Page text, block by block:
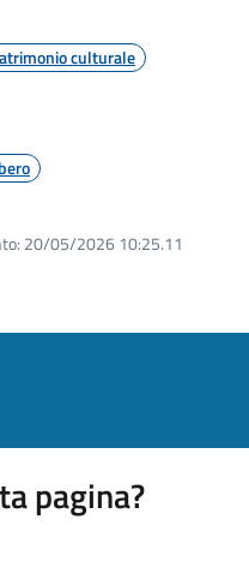
culturale
20/05/2026 10:25.11
pagina?